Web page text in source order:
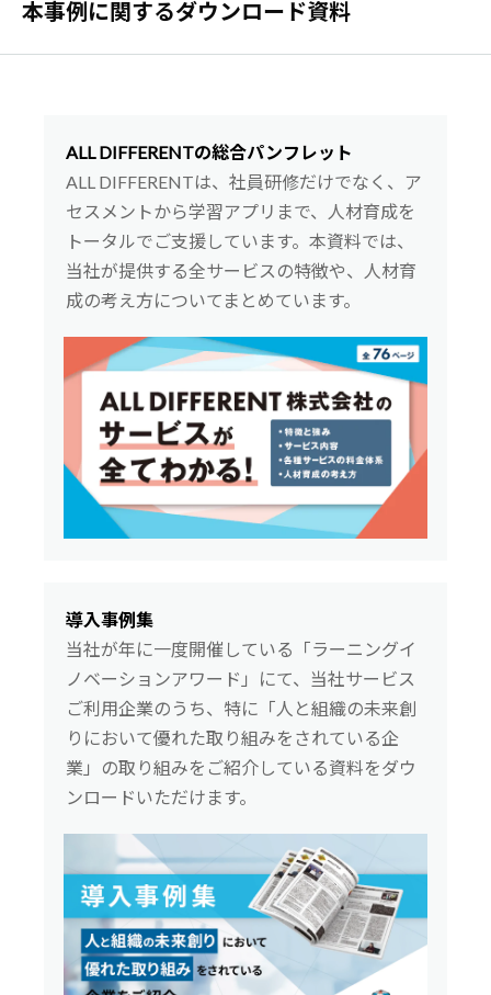
本事例に関するダウンロード資料
ALL DIFFERENTの総合パンフレット
ALL DIFFERENTは、社員研修だけでなく、ア
セスメントから学習アプリまで、人材育成を
トータルでご支援しています。本資料では、
当社が提供する全サービスの特徴や、人材育
成の考え方についてまとめています。
導入事例集
当社が年に一度開催している「ラーニングイ
ノベーションアワード」にて、当社サービス
ご利用企業のうち、特に「人と組織の未来創
りにおいて優れた取り組みをされている企
業」の取り組みをご紹介している資料をダウ
ンロードいただけます。